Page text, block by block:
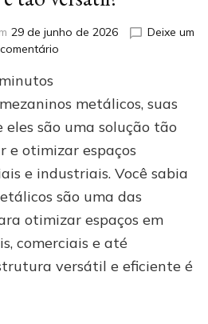
29 de junho de 2026
Deixe um
comentário
O
é
e
por
que
ele
é
versátil?
minutos
metálicos, suas
são uma solução tão
e otimizar espaços
e industriais. Você sabia
são uma das
otimizar espaços em
comerciais e até
versátil e eficiente é